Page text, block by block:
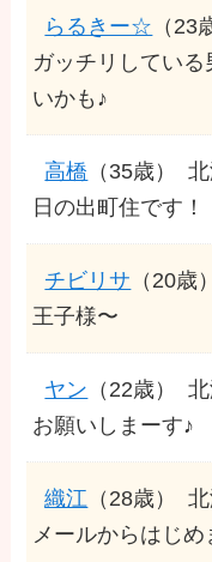
らるきー☆ （23
ガッチリしてい
いかも♪
高橋 （35歳）
日の出町住です！
チビリサ （20歳）
王子様〜
ヤン （22歳）
お願いしまーす♪
織江 （28歳）
メールからはじめ